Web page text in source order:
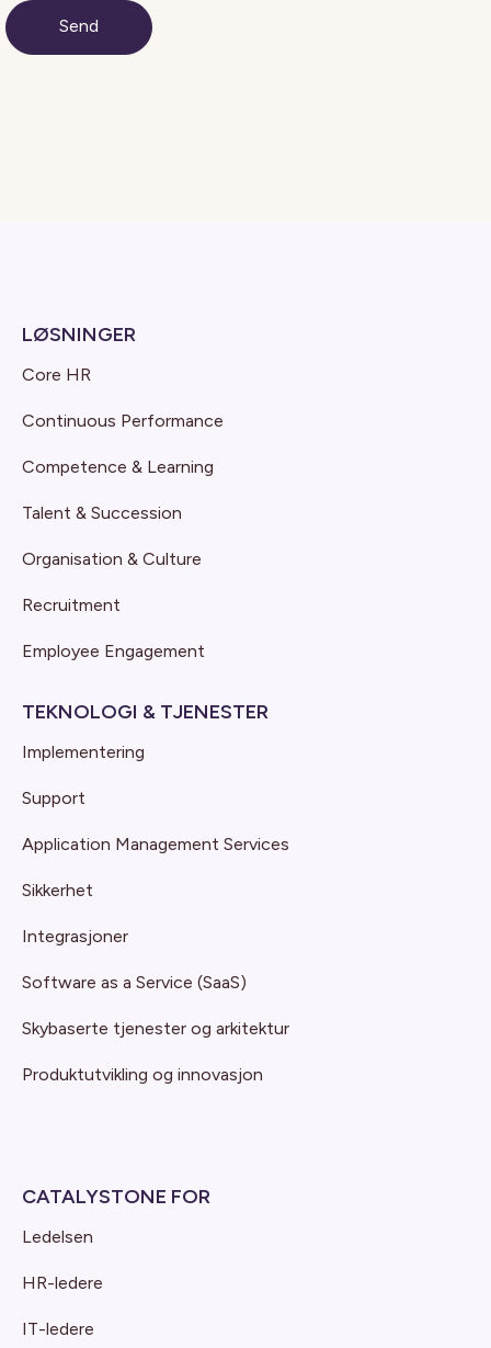
LØSNINGER
Core HR
Continuous Performance
Competence & Learning
Talent & Succession
Organisation & Culture
Recruitment
Employee Engagement
TEKNOLOGI & TJENESTER
Implementering
Support
Application Management Services
Sikkerhet
Integrasjoner
Software as a Service (SaaS)
Skybaserte tjenester og arkitektur
Produktutvikling og innovasjon
CATALYSTONE FOR
Ledelsen
HR-ledere
IT-ledere